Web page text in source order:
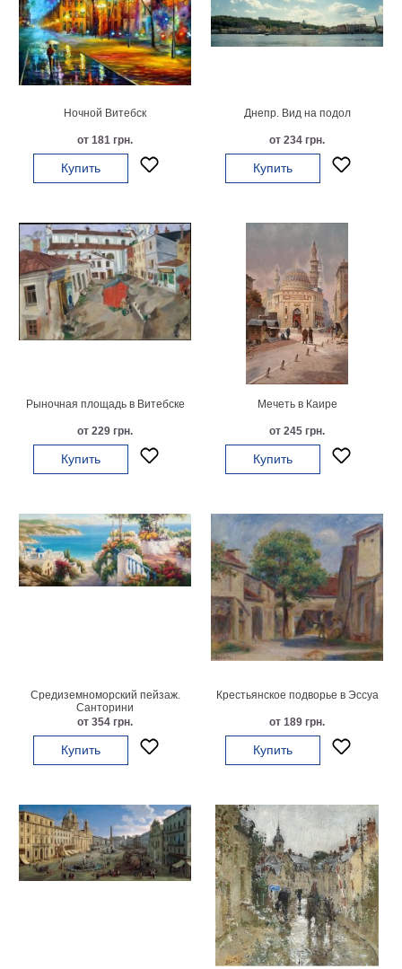
на
холсте
больших
Ночной Витебск
от 181 грн.
Купить
Днепр. Вид на подол
от 234 грн.
Купить
Рыночная площадь в Витебске
от 229 грн.
Купить
Мечеть в Каире
от 245 грн.
Купить
Средиземноморский пейзаж.
Санторини
от 354 грн.
Купить
Крестьянское подворье в Эссуа
от 189 грн.
Купить